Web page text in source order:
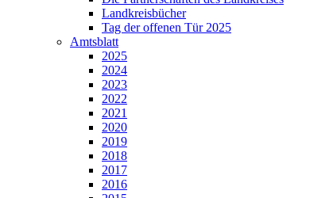
Landkreisbücher
Tag der offenen Tür 2025
Amtsblatt
2025
2024
2023
2022
2021
2020
2019
2018
2017
2016